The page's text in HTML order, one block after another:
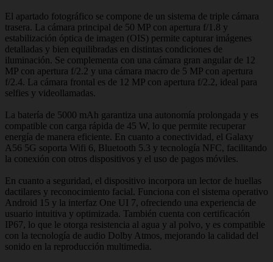
El apartado fotográfico se compone de un sistema de triple cámara
trasera. La cámara principal de 50 MP con apertura f/1.8 y
estabilización óptica de imagen (OIS) permite capturar imágenes
detalladas y bien equilibradas en distintas condiciones de
iluminación. Se complementa con una cámara gran angular de 12
MP con apertura f/2.2 y una cámara macro de 5 MP con apertura
f/2.4. La cámara frontal es de 12 MP con apertura f/2.2, ideal para
selfies y videollamadas.
La batería de 5000 mAh garantiza una autonomía prolongada y es
compatible con carga rápida de 45 W, lo que permite recuperar
energía de manera eficiente. En cuanto a conectividad, el Galaxy
A56 5G soporta Wifi 6, Bluetooth 5.3 y tecnología NFC, facilitando
la conexión con otros dispositivos y el uso de pagos móviles.
En cuanto a seguridad, el dispositivo incorpora un lector de huellas
dactilares y reconocimiento facial. Funciona con el sistema operativo
Android 15 y la interfaz One UI 7, ofreciendo una experiencia de
usuario intuitiva y optimizada. También cuenta con certificación
IP67, lo que le otorga resistencia al agua y al polvo, y es compatible
con la tecnología de audio Dolby Atmos, mejorando la calidad del
sonido en la reproducción multimedia.